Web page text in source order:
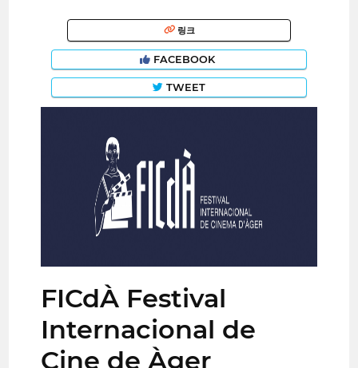
링크
FACEBOOK
TWEET
FICdÀ Festival
Internacional de
Cine de Àger